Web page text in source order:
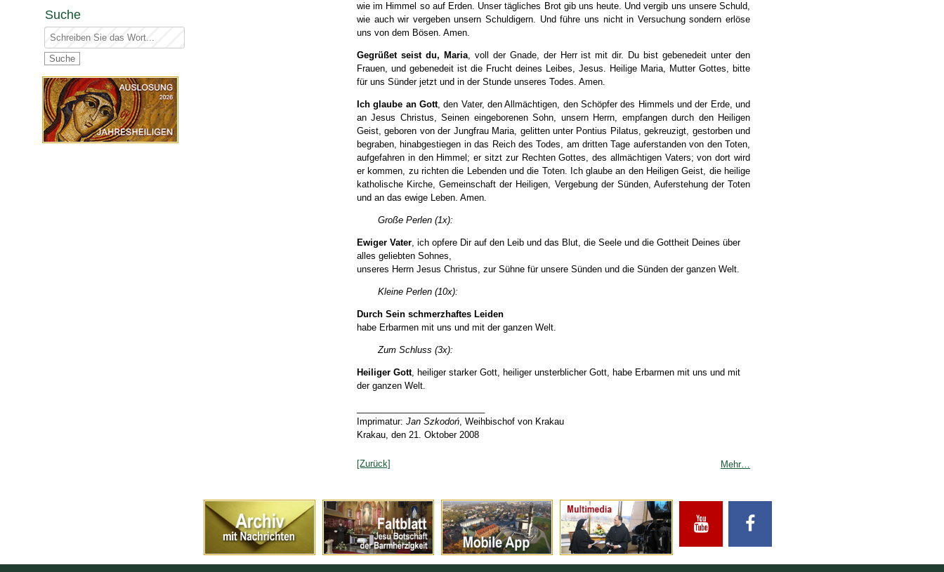
Suche
wie im Himmel so auf Erden. Unser tägliches Brot gib uns heute. Und vergib uns unsere Schuld,
wie auch wir vergeben unsern Schuldigern. Und führe uns nicht in Versuchung sondern erlöse
uns von dem Bösen. Amen.
Gegrüßet seist du, Maria, voll der Gnade, der Herr ist mit dir. Du bist gebenedeit unter den
Frauen, und gebenedeit ist die Frucht deines Leibes, Jesus. Heilige Maria, Mutter Gottes, bitte
für uns Sünder jetzt und in der Stunde unseres Todes. Amen.
Ich glaube an Gott, den Vater, den Allmächtigen, den Schöpfer des Himmels und der Erde, und
an Jesus Christus, Seinen eingeborenen Sohn, unsern Herrn, empfangen durch den Heiligen
Geist, geboren von der Jungfrau Maria, gelitten unter Pontius Pilatus, gekreuzigt, gestorben und
begraben, hinabgestiegen in das Reich des Todes, am dritten Tage auferstanden von den Toten,
aufgefahren in den Himmel; er sitzt zur Rechten Gottes, des allmächtigen Vaters; von dort wird
er kommen, zu richten die Lebenden und die Toten. Ich glaube an den Heiligen Geist, die heilige
katholische Kirche, Gemeinschaft der Heiligen, Vergebung der Sünden, Auferstehung der Toten
und an das ewige Leben. Amen.
Große Perlen (1x):
Ewiger Vater, ich opfere Dir auf den Leib und das Blut, die Seele und die Gottheit Deines über
alles geliebten Sohnes,
unseres Herrn Jesus Christus, zur Sühne für unsere Sünden und die Sünden der ganzen Welt.
Kleine Perlen (10x):
Durch Sein schmerzhaftes Leiden
habe Erbarmen mit uns und mit der ganzen Welt.
Zum Schluss (3x):
Heiliger Gott, heiliger starker Gott, heiliger unsterblicher Gott, habe Erbarmen mit uns und mit
der ganzen Welt.
Imprimatur: Jan Szkodoń, Weihbischof von Krakau
Krakau, den 21. Oktober 2008
Mehr…
[Zurück]